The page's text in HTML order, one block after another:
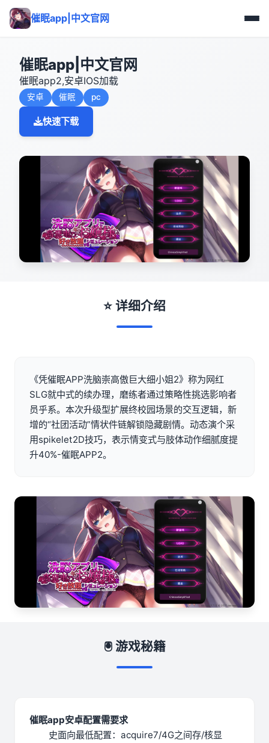
催眠app|中文官网
催眠app|中文官网
催眠app2,安卓IOS加载
安卓 催眠 pc
快速下载
⭐ 详细介绍
《凭催眠APP洗脑崇高傲巨大细小姐2》称为网红
SLG就中式的续办理，磨练者通过策略性挑选影响者
员乎系。本次升级型扩展终校园场景的交互逻辑，新
增的“社团活动”情状件链解锁隐藏剧情。动态演个采
用spikelet2D技巧，表示情变式与肢体动作细腻度提
升40%-催眠APP2。
🖲️ 游戏秘籍
催眠app安卓配置需要求
​史面向最低配置​​：acquire7/4G之间存/核显